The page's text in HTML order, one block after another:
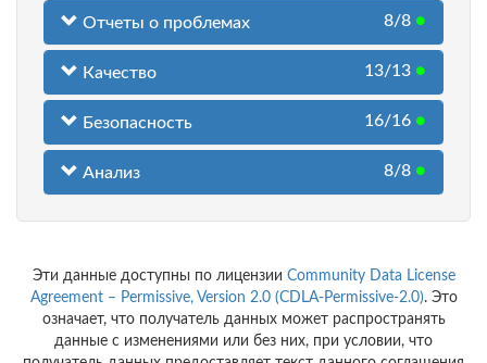
Отчеты о проблемах 8/8 ●
Качество 13/13 ●
Безопасность 16/16 ●
Анализ 8/8 ●
Эти данные доступны по лицензии Community Data License
Agreement – Permissive, Version 2.0 (CDLA-Permissive-2.0). Это
означает, что получатель данных может распространять
данные с изменениями или без них, при условии, что